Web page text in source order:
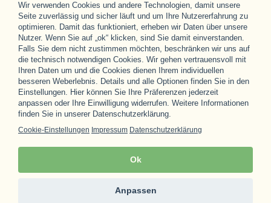
Unsere Partner
Wir verwenden Cookies und andere Technologien, damit unsere
Seite zuverlässig und sicher läuft und um Ihre Nutzererfahrung zu
optimieren. Damit das funktioniert, erheben wir Daten über unsere
Nutzer. Wenn Sie auf „ok“ klicken, sind Sie damit einverstanden.
Falls Sie dem nicht zustimmen möchten, beschränken wir uns auf
die technisch notwendigen Cookies. Wir gehen vertrauensvoll mit
Ihren Daten um und die Cookies dienen Ihrem individuellen
besseren Weberlebnis. Details und alle Optionen finden Sie in den
Einstellungen. Hier können Sie Ihre Präferenzen jederzeit
anpassen oder Ihre Einwilligung widerrufen. Weitere Informationen
finden Sie in unserer Datenschutzerklärung.
Cookie-Einstellungen Impressum Datenschutzerklärung
Ok
Anpassen